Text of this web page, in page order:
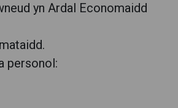
yn Ardal Economaidd
personol: